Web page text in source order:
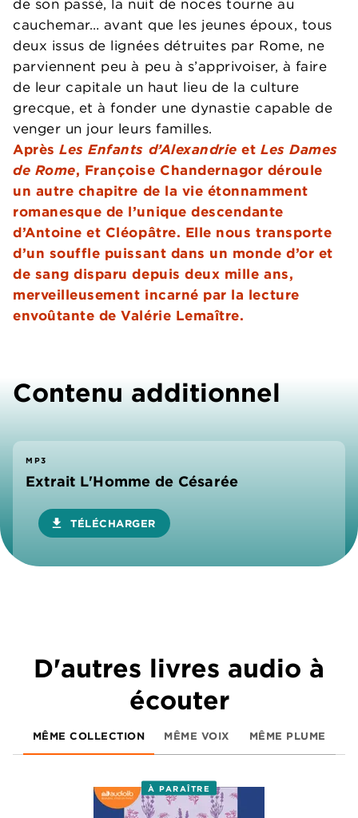
de son passé, la nuit de noces tourne au
cauchemar… avant que les jeunes époux, tous
deux issus de lignées détruites par Rome, ne
parviennent peu à peu à s’apprivoiser, à faire
de leur capitale un haut lieu de la culture
grecque, et à fonder une dynastie capable de
venger un jour leurs familles.
Après Les Enfants d’Alexandrie etLes Dames
de Rome, Françoise Chandernagor déroule
un autre chapitre de la vie étonnamment
romanesque de l’unique descendante
d’Antoine et Cléopâtre. Elle nous transporte
d’un souffle puissant dans un monde d’or et
de sang disparu depuis deux mille ans,
merveilleusement incarné par la lecture
envoûtante de Valérie Lemaître.
Contenu additionnel
MP3
Extrait L'Homme de Césarée
download TÉLÉCHARGER
D'autres livres audio à
écouter
MÊME COLLECTION MÊME VOIX MÊME PLUME
À PARAÎTRE